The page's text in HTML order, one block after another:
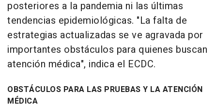
posteriores a la pandemia ni las últimas
tendencias epidemiológicas. "La falta de
estrategias actualizadas se ve agravada por
importantes obstáculos para quienes buscan
atención médica", indica el ECDC.
OBSTÁCULOS PARA LAS PRUEBAS Y LA ATENCIÓN
MÉDICA